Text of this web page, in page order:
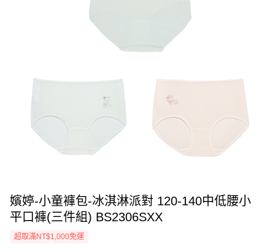
嬪婷-小童褲包-冰淇淋派對 120-140中低腰小
平口褲(三件組) BS2306SXX
超取滿NT$1,000免運